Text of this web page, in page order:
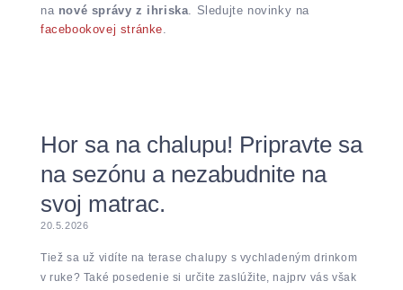
na nové správy z ihriska. Sledujte novinky na
facebookovej stránke.
Hor sa na chalupu! Pripravte sa
na sezónu a nezabudnite na
svoj matrac.
20.5.2026
Tiež sa už vidíte na terase chalupy s vychladeným drinkom
v ruke? Také posedenie si určite zaslúžite, najprv vás však